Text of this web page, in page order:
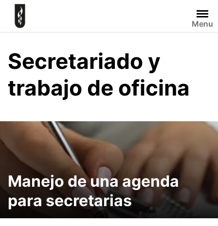
Skip
content
Menu
Secretariado y
trabajo de oficina
Manejo de una agenda
para secretarias